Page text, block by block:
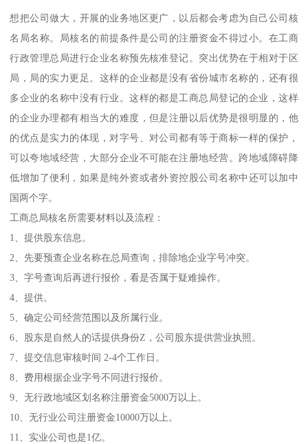
想把公司做大，开展的业务地区更广，以后都会考虑为自己公司核
名局名称。局核名的前提条件是公司的注册资金不得过小。在工商
行政管理总局进行企业名称预先核准登记。突出优势在于相对于区
局，局的实力更足。这样的企业都是没有省份城市名称的，还有很
多企业的名称中没有行业。这样的都是工商总局登记的企业，这样
的企业办理都有相当大的难度，但是注册以后优势是很明显的，他
的优点是实力的体现，对字号、对公司都有等于商标一样的保护，
可以夸地域经营，大部分企业不可能在注册地经营。跨地域障碍降
低增加了便利，如果是纯外资或者外资控股公司名称中还可以加中
国两个字。
工商总局核名所需要材料以及流程：
1、提供股东信息。
2、先要预查企业名称在总局查询，排除地企业字号冲突。
3、字号查询后再进行报价，看是否属于疑难操作。
4、提供。
5、确定公司经营范围以及所属行业。
6、股东是自然人的话提供身份Z，公司股东提供营业执照。
7、提交信息审核时间 2-4个工作日。
8、费用根据企业字号不同进行报价。
9、无行政地域区划名称注册资金5000万以上。
10、无行业公司注册资金10000万以上。
11、实业公司也是1亿。